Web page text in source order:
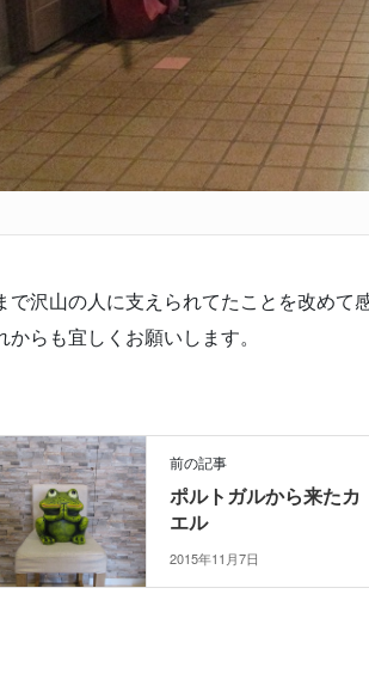
で沢山の人に支えられてたことを改めて
からも宜しくお願いします。
前の記事
ポルトガルから来たカ
エル
2015年11月7日